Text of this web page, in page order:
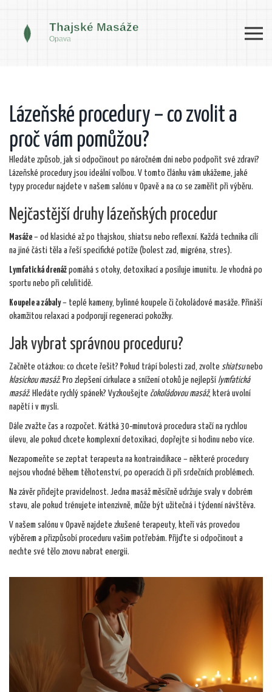
Lázeňské procedury – co zvolit a
proč vám pomůžou?
Hledáte způsob, jak si odpočinout po náročném dni nebo podpořit své zdraví?
Lázeňské procedury jsou ideální volbou. V tomto článku vám ukážeme, jaké
typy procedur najdete v našem salónu v Opavě a na co se zaměřit při výběru.
Nejčastější druhy lázeňských procedur
Masáže – od klasické až po thajskou, shiatsu nebo reflexní. Každá technika cílí
na jiné části těla a řeší specifické potíže (bolest zad, migréna, stres).
Lymfatická drenáž pomáhá s otoky, detoxikací a posiluje imunitu. Je vhodná po
sportu nebo při celulitidě.
Koupele a zábaly– teplé kameny, bylinné koupele či čokoládové masáže. Přináší
okamžitou relaxaci a podporují regeneraci pokožky.
Jak vybrat správnou proceduru?
Začněte otázkou: co chcete řešit? Pokud trápí bolesti zad, zvolte shiatsunebo
klasickou masáž. Pro zlepšení cirkulace a snížení otoků je nejlepší lymfatická
masáž. Hledáte rychlý spánek? Vyzkoušejte čokoládovou masáž, která uvolní
napětí i v mysli.
Dále zvažte čas a rozpočet. Krátká 30‑minutová procedura stačí na rychlou
úlevu, ale pokud chcete komplexní detoxikaci, dopřejte si hodinu nebo více.
Nezapomeňte se zeptat terapeuta na kontraindikace – některé procedury
nejsou vhodné během těhotenství, po operacích či při srdečních problémech.
Na závěr přidejte pravidelnost. Jedna masáž měsíčně udržuje svaly v dobrém
stavu, ale pokud trénujete intenzivně, může být užitečná i týdenní návštěva.
V našem salónu v Opavě najdete zkušené terapeuty, kteří vás provedou
výběrem a přizpůsobí proceduru vašim potřebám. Přijďte si odpočinout a
nechte své tělo znovu nabrat energii.